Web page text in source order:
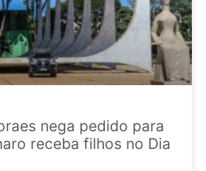
nega pedido para
receba filhos no Dia